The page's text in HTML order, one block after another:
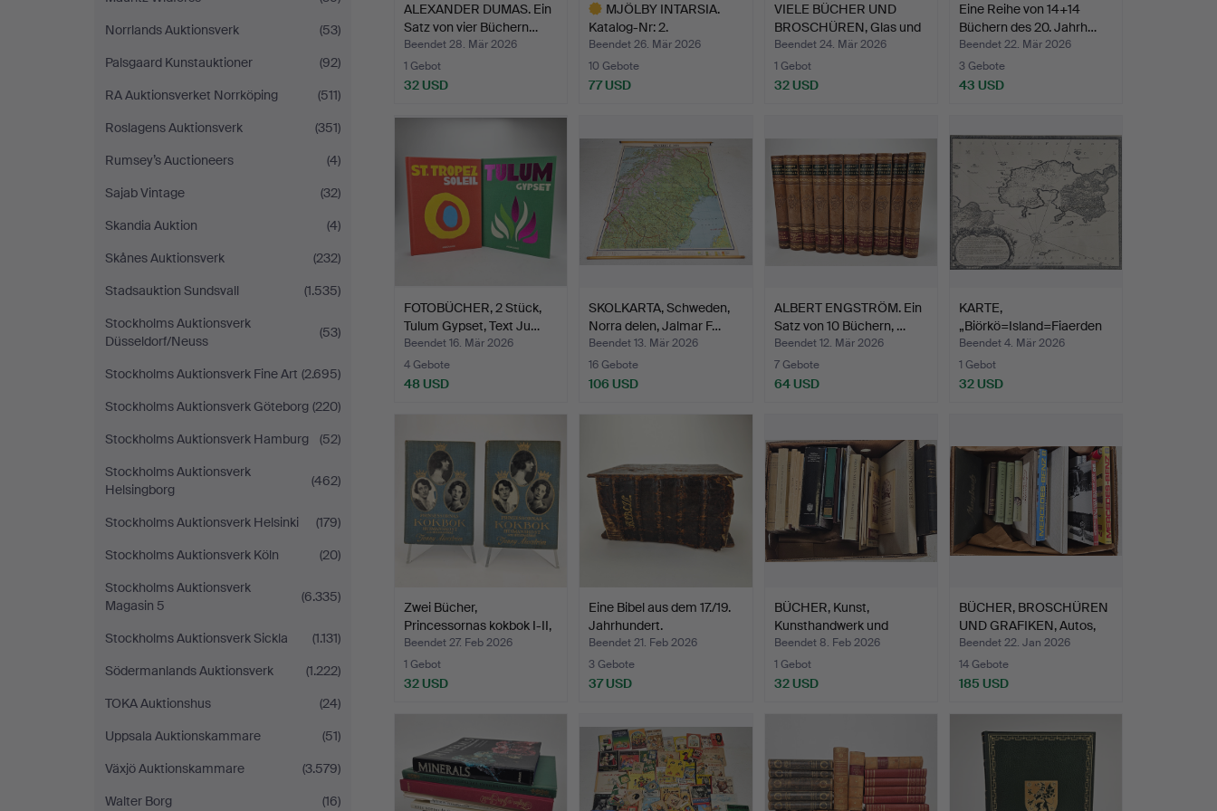
Norrlands Auktionsverk
(53)
Palsgaard Kunstauktioner
(92)
RA Auktionsverket Norrköping
(511)
Roslagens Auktionsverk
(351)
Rumsey’s Auctioneers
(4)
Sajab Vintage
(32)
Skandia Auktion
(4)
Skånes Auktionsverk
(232)
Stadsauktion Sundsvall
(1.535)
Stockholms Auktionsverk
Düsseldorf/Neuss
(53)
Stockholms Auktionsverk Fine Art (2.695)
Stockholms Auktionsverk Göteborg (220)
Stockholms Auktionsverk Hamburg
(52)
Stockholms Auktionsverk
Helsingborg
(462)
Stockholms Auktionsverk Helsinki
(179)
Stockholms Auktionsverk Köln
(20)
Stockholms Auktionsverk
Magasin 5
(6.335)
Stockholms Auktionsverk Sickla
(1.131)
Södermanlands Auktionsverk
(1.222)
TOKA Auktionshus
(24)
Uppsala Auktionskammare
(51)
Växjö Auktionskammare
(3.579)
Walter Borg
(16)
ALEXANDER DUMAS. Ein
Satz von vier Büchern…
Beendet 28. Mär 2026
1 Gebot
32 USD
MJÖLBY INTARSIA.
Katalog-Nr: 2.
ZEICHNUNGE…
Beendet 26. Mär 2026
10 Gebote
77 USD
VIELE BÜCHER UND
BROSCHÜREN, Glas und
Desi…
Beendet 24. Mär 2026
1 Gebot
32 USD
Eine Reihe von 14+14
Büchern des 20. Jahrh…
Beendet 22. Mär 2026
3 Gebote
43 USD
FOTOBÜCHER, 2 Stück,
Tulum Gypset, Text Ju…
Beendet 16. Mär 2026
4 Gebote
48 USD
SKOLKARTA, Schweden,
Norra delen, Jalmar F…
Beendet 13. Mär 2026
16 Gebote
106 USD
ALBERT ENGSTRÖM. Ein
Satz von 10 Büchern, …
Beendet 12. Mär 2026
7 Gebote
64 USD
KARTE,
„Biörkö=Island=Fiaerden
Marler Lacu…
Beendet 4. Mär 2026
1 Gebot
32 USD
Zwei Bücher,
Princessornas kokbok I-II,
Je…
Beendet 27. Feb 2026
1 Gebot
32 USD
Eine Bibel aus dem 17./19.
Jahrhundert.
Beendet 21. Feb 2026
3 Gebote
37 USD
BÜCHER, Kunst,
Kunsthandwerk und
Architekt…
Beendet 8. Feb 2026
1 Gebot
32 USD
BÜCHER, BROSCHÜREN
UND GRAFIKEN, Autos,
ei…
Beendet 22. Jan 2026
14 Gebote
185 USD